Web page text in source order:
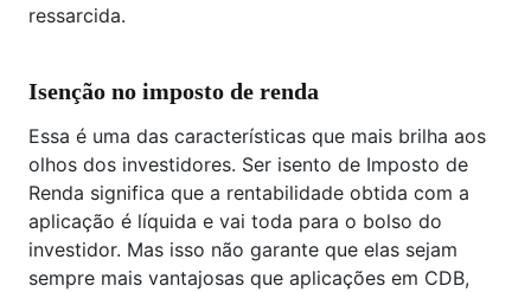
ressarcida.
Isenção no imposto de renda
Essa é uma das características que mais brilha aos
olhos dos investidores. Ser isento de Imposto de
Renda significa que a rentabilidade obtida com a
aplicação é líquida e vai toda para o bolso do
investidor. Mas isso não garante que elas sejam
sempre mais vantajosas que aplicações em CDB,